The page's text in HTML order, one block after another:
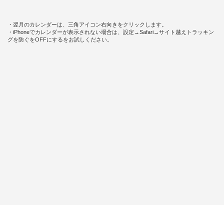
・翌月のカレンダーは、三角アイコン右向きをクリックします。
・iPhoneでカレンダーが表示されない場合は、設定→Safari→サイト越えトラッキン
グを防ぐをOFFにするをお試しください。